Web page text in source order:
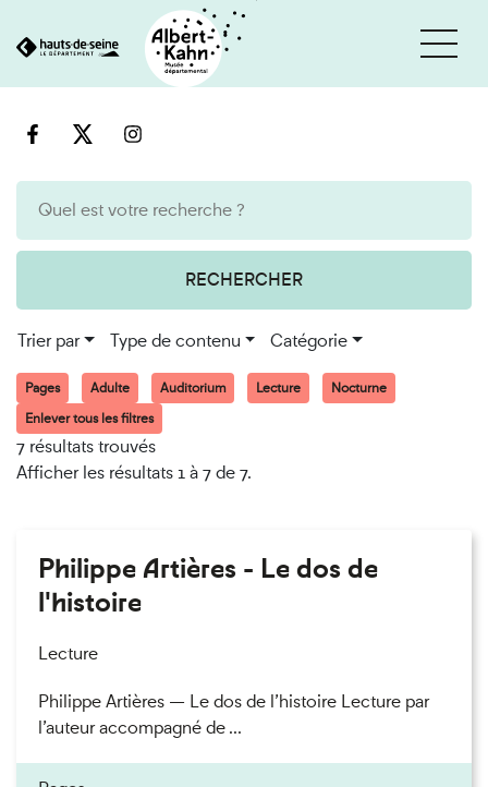
au
RECHERCHER
Trier par Type de contenu Catégorie
Pages Adulte Auditorium Lecture
Nocturne
Enlever tous les filtres
7 résultats trouvés
Afficher les résultats 1 à 7 de 7.
Philippe Artières - Le dos de
l'histoire
Lecture
Philippe Artières — Le dos de l’histoire Lecture par
l’auteur accompagné de ...
Cookies et traceurs utilisés sur ce site